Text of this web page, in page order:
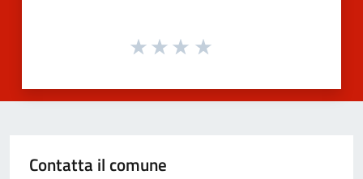
Contatta il comune